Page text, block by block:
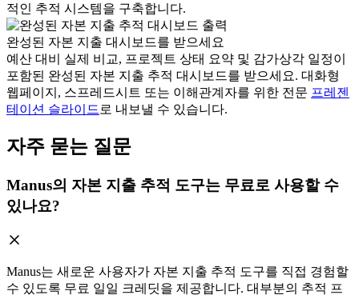
적인 추적 시스템을 구축합니다.
완성된 자본 지출 대시보드를 받으세요
예산 대비 실제 비교, 프로젝트 상태 요약 및 감가상각 일정이
포함된 완성된 자본 지출 추적 대시보드를 받으세요. 대화형
웹페이지, 스프레드시트 또는 이해관계자를 위한 전문 프레젠
테이션 슬라이드 로 내보낼 수 있습니다.
자주 묻는 질문
Manus의 자본 지출 추적 도구는 무료로 사용할 수
있나요?
Manus는 새로운 사용자가 자본 지출 추적 도구를 직접 경험할
수 있도록 무료 일일 크레딧을 제공합니다. 대부분의 추적 프